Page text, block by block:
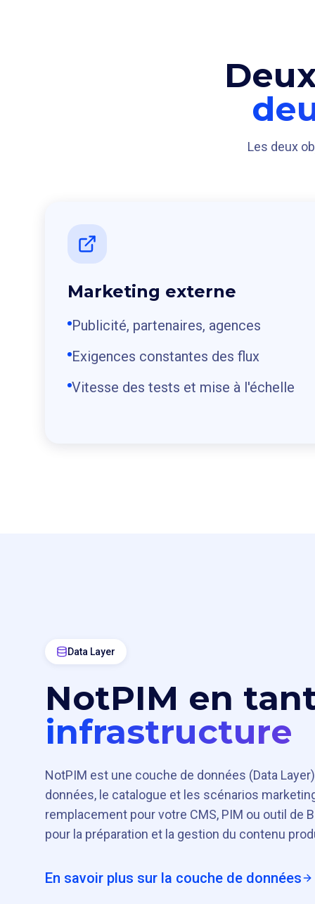
Les deux
Marketing externe
Publicité, partenaires, agences
Exigences constantes des flux
Vitesse des tests et mise à l'échelle
Data Layer
NotPIM en
infrastructure
NotPIM est une couche de données (Data
données, le catalogue et les scénarios
remplacement pour votre CMS, PIM ou outil de
pour la préparation et la gestion du contenu
En savoir plus sur la couche de données